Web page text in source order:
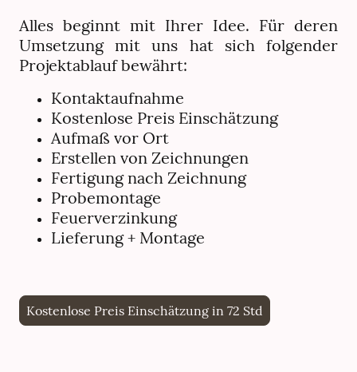
Alles beginnt mit Ihrer Idee. Für deren
Umsetzung mit uns hat sich folgender
Projektablauf bewährt:
Kontaktaufnahme
Kostenlose Preis Einschätzung
Aufmaß vor Ort
Erstellen von Zeichnungen
Fertigung nach Zeichnung
Probemontage
Feuerverzinkung
Lieferung + Montage
Kostenlose Preis Einschätzung in 72 Std